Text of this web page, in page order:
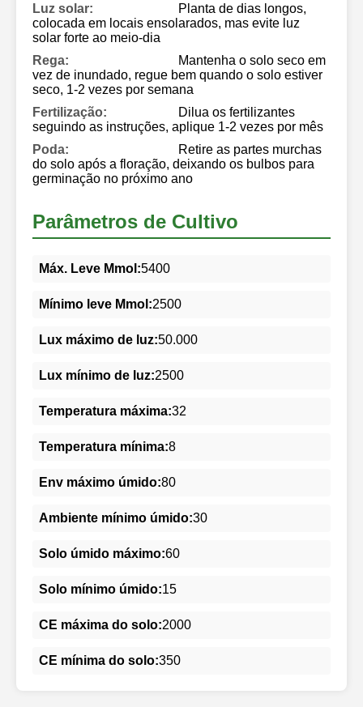
Luz solar:
Planta de dias longos,
colocada em locais ensolarados, mas evite luz
solar forte ao meio-dia
Rega:
Mantenha o solo seco em
vez de inundado, regue bem quando o solo estiver
seco, 1-2 vezes por semana
Fertilização:
Dilua os fertilizantes
seguindo as instruções, aplique 1-2 vezes por mês
Poda:
Retire as partes murchas
do solo após a floração, deixando os bulbos para
germinação no próximo ano
Parâmetros de Cultivo
Máx. Leve Mmol:5400
Mínimo leve Mmol:2500
Lux máximo de luz:50.000
Lux mínimo de luz:2500
Temperatura máxima:32
Temperatura mínima:8
Env máximo úmido:80
Ambiente mínimo úmido:30
Solo úmido máximo:60
Solo mínimo úmido:15
CE máxima do solo:2000
CE mínima do solo:350